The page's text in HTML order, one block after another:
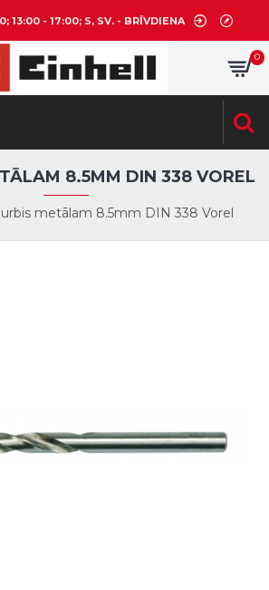
13:00 - 17:00; S, SV. - BRĪVDIENA
0
urbis metālam 8.5mm DIN 338 Vorel
8.5MM DIN 338 VOREL